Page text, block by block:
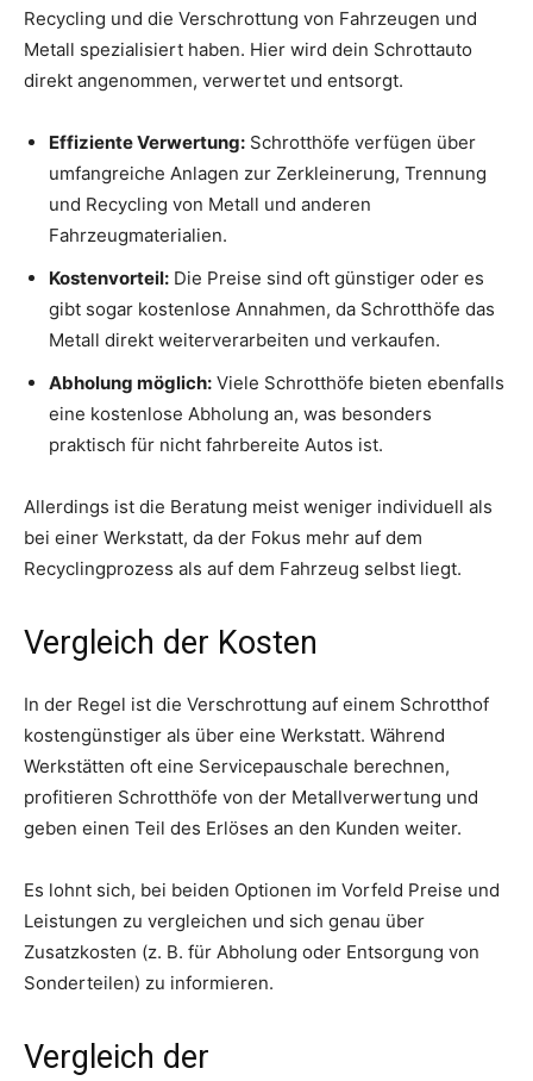
Recycling und die Verschrottung von Fahrzeugen und
Metall spezialisiert haben. Hier wird dein Schrottauto
direkt angenommen, verwertet und entsorgt.
Effiziente Verwertung: Schrotthöfe verfügen über
umfangreiche Anlagen zur Zerkleinerung, Trennung
und Recycling von Metall und anderen
Fahrzeugmaterialien.
Kostenvorteil: Die Preise sind oft günstiger oder es
gibt sogar kostenlose Annahmen, da Schrotthöfe das
Metall direkt weiterverarbeiten und verkaufen.
Abholung möglich: Viele Schrotthöfe bieten ebenfalls
eine kostenlose Abholung an, was besonders
praktisch für nicht fahrbereite Autos ist.
Allerdings ist die Beratung meist weniger individuell als
bei einer Werkstatt, da der Fokus mehr auf dem
Recyclingprozess als auf dem Fahrzeug selbst liegt.
Vergleich der Kosten
In der Regel ist die Verschrottung auf einem Schrotthof
kostengünstiger als über eine Werkstatt. Während
Werkstätten oft eine Servicepauschale berechnen,
profitieren Schrotthöfe von der Metallverwertung und
geben einen Teil des Erlöses an den Kunden weiter.
Es lohnt sich, bei beiden Optionen im Vorfeld Preise und
Leistungen zu vergleichen und sich genau über
Zusatzkosten (z. B. für Abholung oder Entsorgung von
Sonderteilen) zu informieren.
Vergleich der